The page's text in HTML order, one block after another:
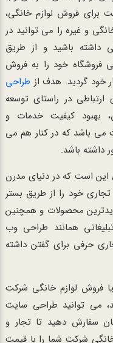
برای فروش لوازم خانگی،
و غیره را می توانید در
داشته باشید و از طریق
فروشگاه خود را به فروش
خود گردید. هدف از طراحی
ارتباطی در راستای توسعه
بهبود کیفیت خدمات و
باشد که در کنار هم می
داشته باشد.
این است که در دنیای مدرن
تجاری خود را از طریق بستر
محصولات و همچنین
همانند طراحی وب
حرفی برای گفتن داشته
فروش لوازم خانگی شرکت
می توانید طراحی سایت
سفارش دهید تا تجار و
خانگی شرکت شما را با قیمت